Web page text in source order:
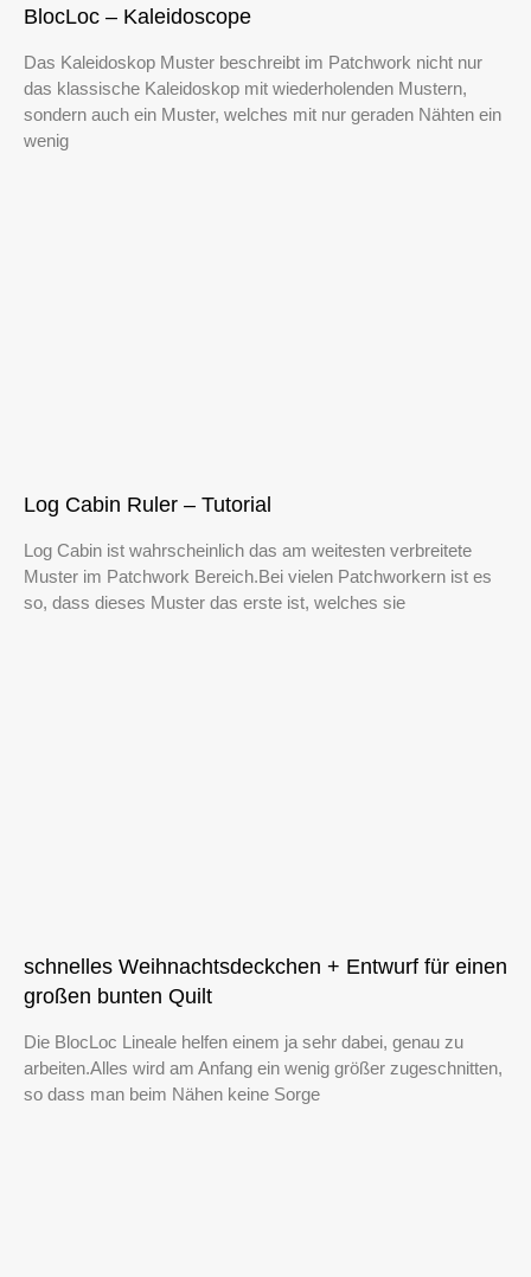
BlocLoc – Kaleidoscope
Das Kaleidoskop Muster beschreibt im Patchwork nicht nur
das klassische Kaleidoskop mit wiederholenden Mustern,
sondern auch ein Muster, welches mit nur geraden Nähten ein
wenig
Log Cabin Ruler – Tutorial
Log Cabin ist wahrscheinlich das am weitesten verbreitete
Muster im Patchwork Bereich.Bei vielen Patchworkern ist es
so, dass dieses Muster das erste ist, welches sie
schnelles Weihnachtsdeckchen + Entwurf für einen
großen bunten Quilt
Die BlocLoc Lineale helfen einem ja sehr dabei, genau zu
arbeiten.Alles wird am Anfang ein wenig größer zugeschnitten,
so dass man beim Nähen keine Sorge